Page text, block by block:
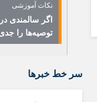
نکات آموزشی
اگر سالمندی
توصیه‌ها را
سر خط خبرها